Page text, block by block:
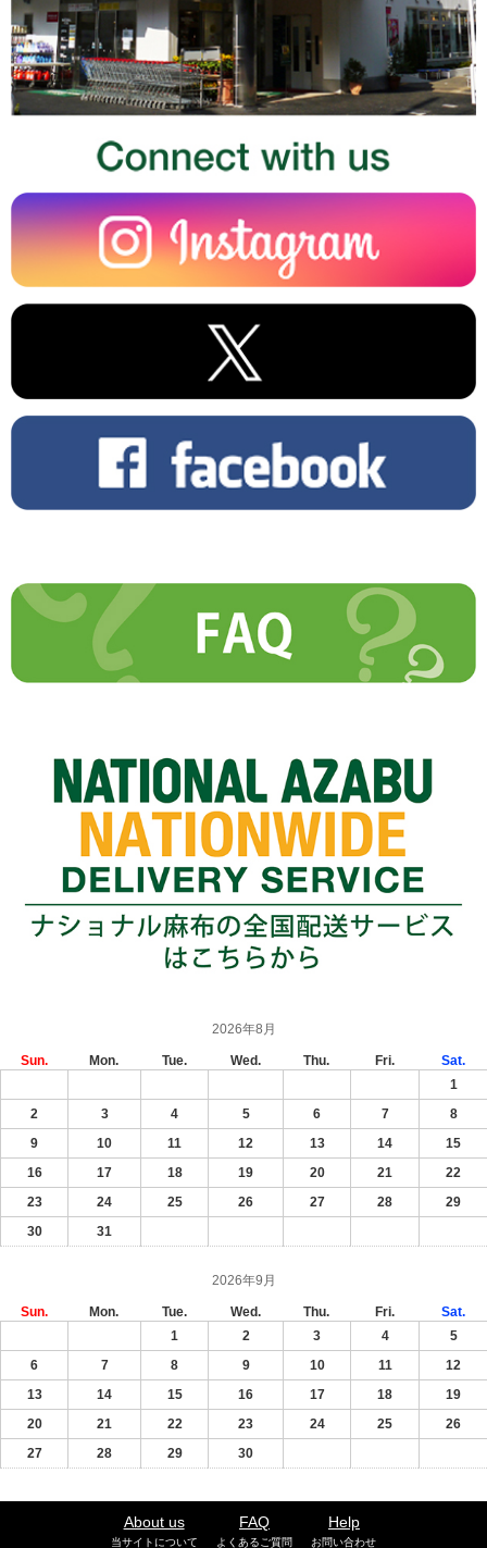
2026年8月
Sun. Mon. Tue. Wed. Thu. Fri.
Sat.
1
2
3 4 5 6 7
8
9
10 11 12 13 14
15
16
17 18 19 20 21
22
23
24 25 26 27 28
29
30
31
2026年9月
Sun. Mon. Tue. Wed. Thu. Fri.
Sat.
1
2 3 4
5
6
7 8 9 10 11
12
13
14 15 16 17 18
19
20
21 22 23 24 25
26
27
28 29 30
About us
当サイトについて
FAQ
よくあるご質問
Help
お問い合わせ